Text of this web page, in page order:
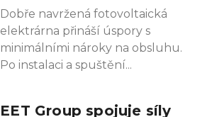
Dobře navržená fotovoltaická
elektrárna přináší úspory s
minimálními nároky na obsluhu.
Po instalaci a spuštění
EET Group spojuje síly